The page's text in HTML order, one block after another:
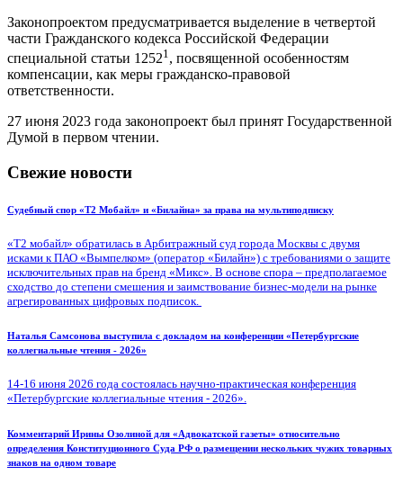
Законопроектом предусматривается выделение в четвертой
части Гражданского кодекса Российской Федерации
специальной статьи 12521 , посвященной особенностям
компенсации, как меры гражданско-правовой
ответственности.
27 июня 2023 года законопроект был принят Государственной
Думой в первом чтении.
Свежие новости
Судебный спор «Т2 Мобайл» и «Билайна» за права на мультиподписку
«Т2 мобайл» обратилась в Арбитражный суд города Москвы с двумя
исками к ПАО «Вымпелком» (оператор «Билайн») с требованиями о защите
исключительных прав на бренд «Микс». В основе спора – предполагаемое
сходство до степени смешения и заимствование бизнес-модели на рынке
агрегированных цифровых подписок.
Наталья Самсонова выступила с докладом на конференции «Петербургские
коллегиальные чтения - 2026»
14-16 июня 2026 года состоялась научно-практическая конференция
«Петербургские коллегиальные чтения - 2026».
Комментарий Ирины Озолиной для «Адвокатской газеты» относительно
определения Конституционного Суда РФ о размещении нескольких чужих товарных
знаков на одном товаре